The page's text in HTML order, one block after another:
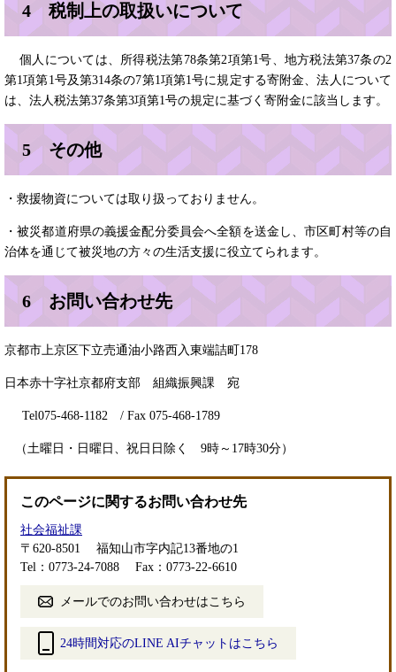
4 税制上の取扱いについて
個人については、所得税法第78条第2項第1号、地方税法第37条の2
第1項第1号及第314条の7第1項第1号に規定する寄附金、法人について
は、法人税法第37条第3項第1号の規定に基づく寄附金に該当します。
5 その他
・救援物資については取り扱っておりません。
・被災都道府県の義援金配分委員会へ全額を送金し、市区町村等の自
治体を通じて被災地の方々の生活支援に役立てられます。
6 お問い合わせ先
京都市上京区下立売通油小路西入東端詰町178
日本赤十字社京都府支部 組織振興課 宛
Tel075-468-1182 / Fax 075-468-1789
（土曜日・日曜日、祝日日除く 9時～17時30分）
このページに関するお問い合わせ先
社会福祉課
〒620-8501
福知山市字内記13番地の1
Tel：0773-24-7088
Fax：0773-22-6610
メールでのお問い合わせはこちら
24時間対応のLINE AIチャットはこちら